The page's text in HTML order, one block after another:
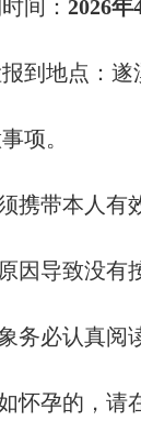
间： 2026年
报到地点：
项。
携带本人有
因导致没有
务必认真阅
怀孕的，请